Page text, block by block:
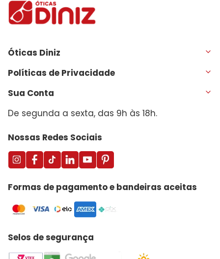
Óticas Diniz
Políticas de Privacidade
Sua Conta
De segunda a sexta, das 9h às 18h.
Nossas Redes Sociais
Formas de pagamento e bandeiras aceitas
Selos de segurança